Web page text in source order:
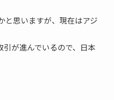
と思いますが、現在はアジ
が進んでいるので、日本